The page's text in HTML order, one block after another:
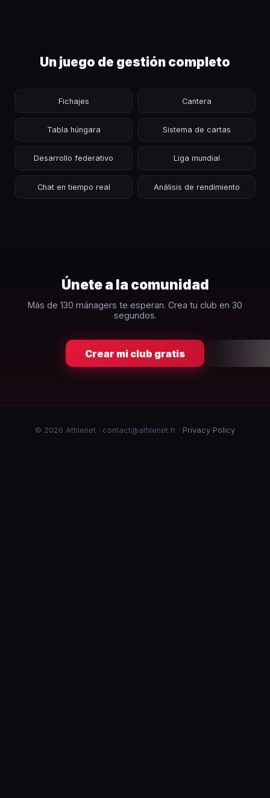
Un juego de gestión completo
Fichajes Cantera
Tabla húngara Sistema de cartas
Desarrollo federativo Liga mundial
Chat en tiempo real Análisis de rendimiento
Únete a la comunidad
Más de 130 mánagers te esperan. Crea tu club en 30
segundos.
Crear mi club gratis
© 2026 Athlenet · contact@athlenet.fr · Privacy Policy